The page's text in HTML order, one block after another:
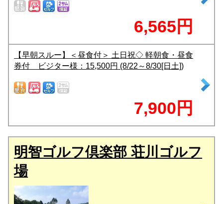
6,565円
【早朝スルー】＜昼食付＞ 土日祝◇ 軽朝食・昼食
券付 ビジター様：15,500円 (8/22～8/30[日土])
7,900円
明智ゴルフ倶楽部 荘川ゴルフ
場